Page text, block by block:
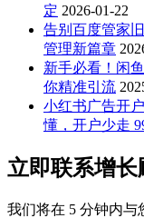
定 2026-01-22
告别百度管家
管理新篇章
新手必看！闲
你精准引流
小红书广告开
懂，开户少走
立即联系增长
我们将在 5 分钟内与